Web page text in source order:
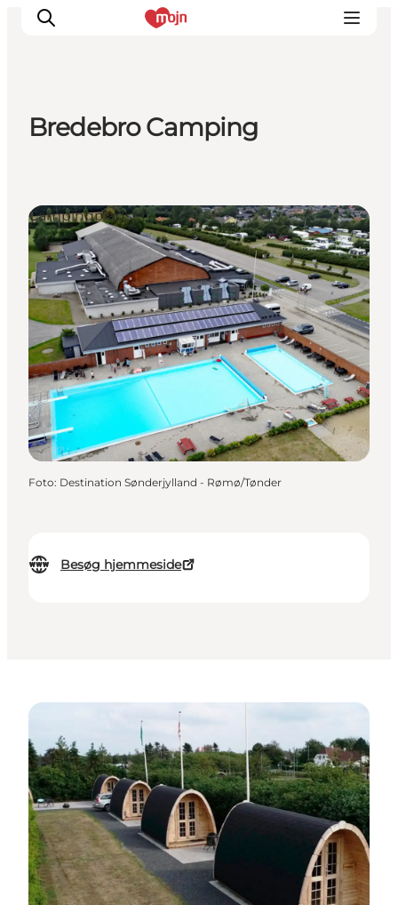
Det sker
Overnatning
Planlæg din ferie
Booking
Bredebro Camping
Besøg hjemmeside
Campingpladser
Foto: Destination Sønderjylland - Rømø/Tønder